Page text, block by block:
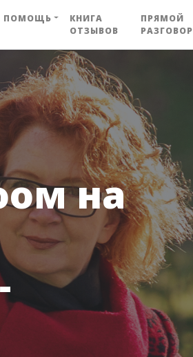
ПОМОЩЬ
КНИГА
ОТЗЫВОВ
ПРЯМОЙ
РАЗГОВОР
на